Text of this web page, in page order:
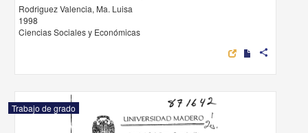
Rodriguez Valencia, Ma. Luisa
1998
Ciencias Sociales y Económicas
share
Trabajo de grado